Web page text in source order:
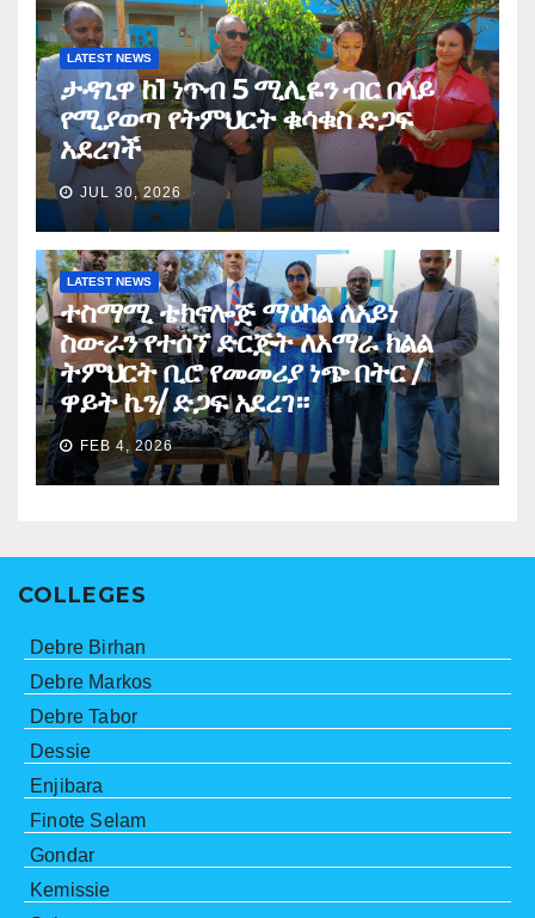
LATEST NEWS
ታዳጊዋ ከ1 ነጥብ 5 ሚሊዬን ብር በላይ
የሚያወጣ የትምህርት ቁሳቁስ ድጋፍ
አደረገች
JUL 30, 2026
LATEST NEWS
ተስማሚ ቴክኖሎጅ ማዕከል ለአይነ
ስውራን የተሰኘ ድርጅት ለአማራ ክልል
ትምህርት ቢሮ የመመሪያ ነጭ በትር /
ዋይት ኬን/ ድጋፍ አደረገ።
FEB 4, 2026
COLLEGES
Debre Birhan
Debre Markos
Debre Tabor
Dessie
Enjibara
Finote Selam
Gondar
Kemissie